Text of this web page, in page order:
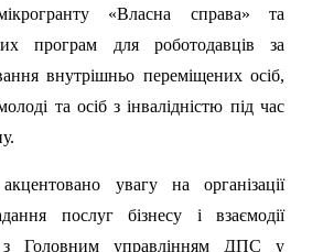
«Власна справа» та
програм для роботодавців за
внутрішньо переміщених осіб,
та осіб з інвалідністю під час
увагу на організації
послуг бізнесу і взаємодії
з Головним управлінням ДПС у